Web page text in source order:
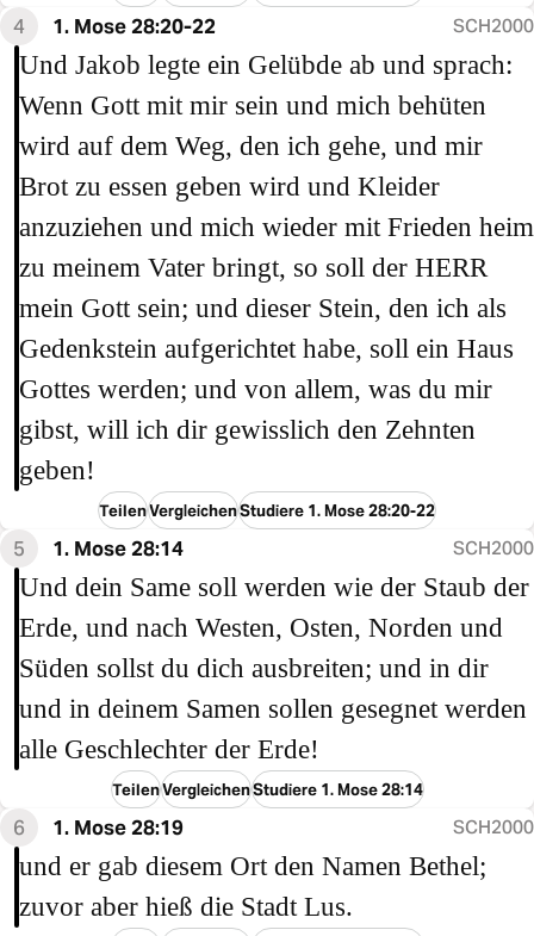
4 1. Mose 28:20-22 SCH2000
Und Jakob legte ein Gelübde ab und sprach:
Wenn Gott mit mir sein und mich behüten
wird auf dem Weg, den ich gehe, und mir
Brot zu essen geben wird und Kleider
anzuziehen und mich wieder mit Frieden heim
zu meinem Vater bringt, so soll der HERR
mein Gott sein; und dieser Stein, den ich als
Gedenkstein aufgerichtet habe, soll ein Haus
Gottes werden; und von allem, was du mir
gibst, will ich dir gewisslich den Zehnten
geben!
TeilenVergleichenStudiere 1. Mose 28:20-22
5 1. Mose 28:14 SCH2000
Und dein Same soll werden wie der Staub der
Erde, und nach Westen, Osten, Norden und
Süden sollst du dich ausbreiten; und in dir
und in deinem Samen sollen gesegnet werden
alle Geschlechter der Erde!
TeilenVergleichenStudiere 1. Mose 28:14
6 1. Mose 28:19 SCH2000
und er gab diesem Ort den Namen Bethel;
zuvor aber hieß die Stadt Lus.